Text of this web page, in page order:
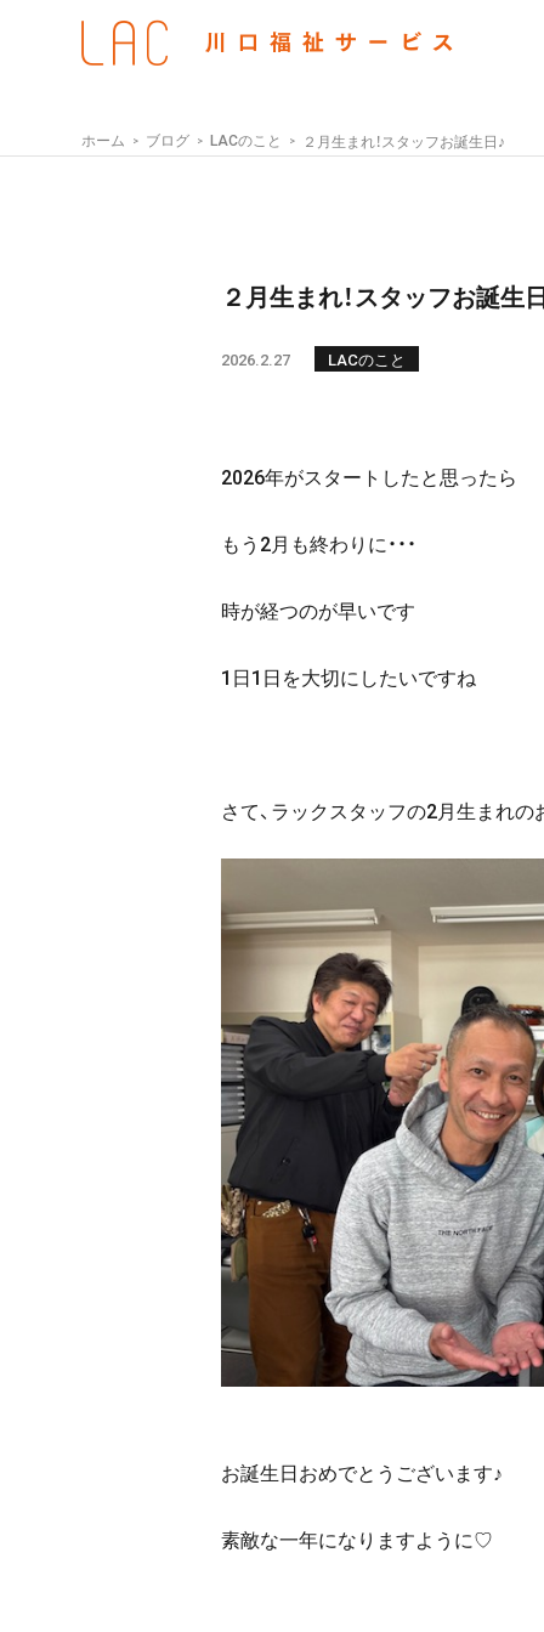
ホーム ブログ LACのこと ２月生まれ！スタッフお誕生日♪
２月生まれ！スタッフお誕生
2026.2.27 LACのこと
2026年がスタートしたと思ったら
もう2月も終わりに・・・
時が経つのが早いです
1日1日を大切にしたいですね
さて、ラックスタッフの2月生まれの
お誕生日おめでとうございます♪
素敵な一年になりますように♡